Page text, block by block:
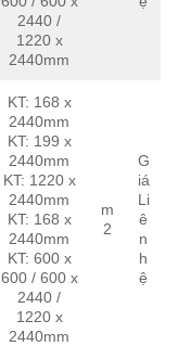
2440 /
1220 x
2440mm
KT: 168 x
2440mm
KT: 199 x
2440mm
KT: 1220 x
2440mm
KT: 168 x
2440mm
KT: 600 x
600 / 600 x
2440 /
1220 x
2440mm
m
2
G
iá
Li
ê
n
h
ệ